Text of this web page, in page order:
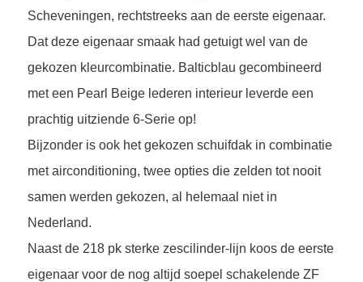
Scheveningen, rechtstreeks aan de eerste eigenaar.
Dat deze eigenaar smaak had getuigt wel van de
gekozen kleurcombinatie. Balticblau gecombineerd
met een Pearl Beige lederen interieur leverde een
prachtig uitziende 6-Serie op!
Bijzonder is ook het gekozen schuifdak in combinatie
met airconditioning, twee opties die zelden tot nooit
samen werden gekozen, al helemaal niet in
Nederland.
Naast de 218 pk sterke zescilinder-lijn koos de eerste
eigenaar voor de nog altijd soepel schakelende ZF